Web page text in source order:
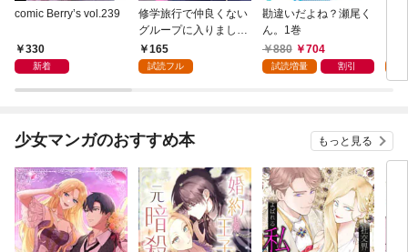
comic Berry’s vol.239
330
新着
修学旅行で仲良くない
グループに入りました
【単話版】1巻
165
試読フル
勘違いだよね？瀬尾く
ん。1巻
880
704
試読増量 割引
少女マンガのおすすめ本 もっと見る